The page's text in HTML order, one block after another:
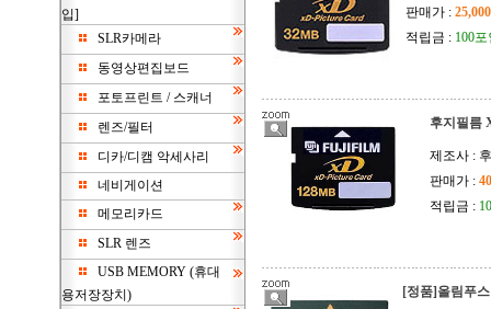
입]
SLR카메라
동영상편집보드
포토프린트 / 스캐너
렌즈/필터
디카/디캠 악세사리
네비게이션
메모리카드
SLR 렌즈
USB MEMORY (휴대
용저장장치)
판매가 :
적립금 : 100
후지필름
제조사 :
판매가 :
적립금 :
[정품]올림푸